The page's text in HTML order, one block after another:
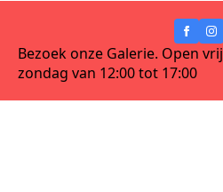
Bezoek onze Galerie. Open
zondag van 12:00 tot 17:00